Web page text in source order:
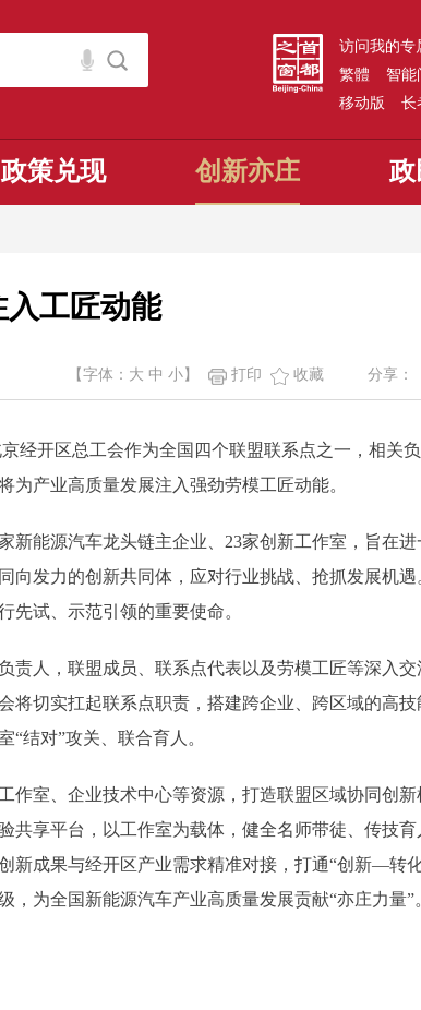
访问我的专
繁體
智能
移动版
长
政策兑现 创新亦庄 政
工匠动能
分享：
【字体： 大 中 小 】 打印 收藏
开区总工会作为全国四个联盟联系点之一，相关
产业高质量发展注入强劲劳模工匠动能。
能源汽车龙头链主企业、23家创新工作室，旨在进
向发力的创新共同体，应对行业挑战、抢抓发展机
先试、示范引领的重要使命。
人，联盟成员、联系点代表以及劳模工匠等深入交
将切实扛起联系点职责，搭建跨企业、跨区域的高
结对”攻关、联合育人。
室、企业技术中心等资源，打造联盟区域协同创新
共享平台，以工作室为载体，健全名师带徒、传技
新成果与经开区产业需求精准对接，打通“创新—转
为全国新能源汽车产业高质量发展贡献“亦庄力量”